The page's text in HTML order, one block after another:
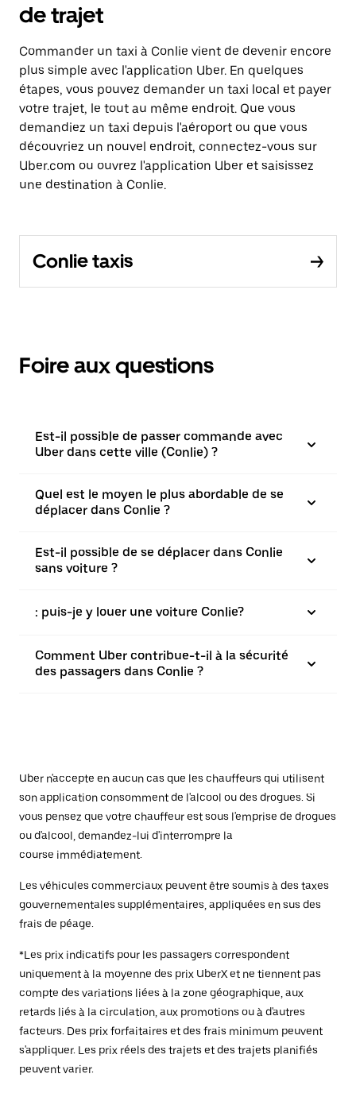
de trajet
Commander un taxi à Conlie vient de devenir encore
plus simple avec l'application Uber. En quelques
étapes, vous pouvez demander un taxi local et payer
votre trajet, le tout au même endroit. Que vous
demandiez un taxi depuis l'aéroport ou que vous
découvriez un nouvel endroit, connectez-vous sur
Uber.com ou ouvrez l'application Uber et saisissez
une destination à Conlie.
Conlie taxis
Foire aux questions
Est-il possible de passer commande avec
Uber dans cette ville (Conlie) ?
Quel est le moyen le plus abordable de se
déplacer dans Conlie ?
Est-il possible de se déplacer dans Conlie
sans voiture ?
: puis-je y louer une voiture Conlie?
Comment Uber contribue-t-il à la sécurité
des passagers dans Conlie ?
Uber n'accepte en aucun cas que les chauffeurs qui utilisent
son application consomment de l'alcool ou des drogues. Si
vous pensez que votre chauffeur est sous l'emprise de drogues
ou d'alcool, demandez-lui d'interrompre la
course immédiatement.
Les véhicules commerciaux peuvent être soumis à des taxes
gouvernementales supplémentaires, appliquées en sus des
frais de péage.
*Les prix indicatifs pour les passagers correspondent
uniquement à la moyenne des prix UberX et ne tiennent pas
compte des variations liées à la zone géographique, aux
retards liés à la circulation, aux promotions ou à d'autres
facteurs. Des prix forfaitaires et des frais minimum peuvent
s'appliquer. Les prix réels des trajets et des trajets planifiés
peuvent varier.